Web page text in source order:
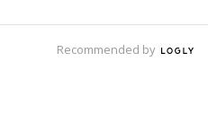
Recommended by